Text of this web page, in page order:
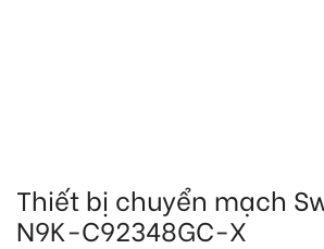
Thiết bị chuyển mạch
N9K-C92348GC-X